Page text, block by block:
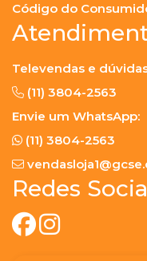
Código do
Televendas e
(11) 3804-2563
Envie um WhatsApp:
(11) 3804-2563
Redes